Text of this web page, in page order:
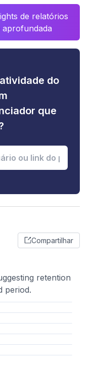
de relatórios
aprofundada
do
que
Compartilhar
retention
period.